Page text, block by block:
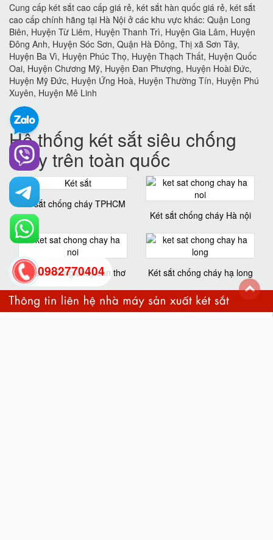
Cung cấp két sắt cao cấp giá rẻ, két sắt hàn quốc giá rẻ, két sắt
cao cấp chính hãng tại Hà Nội ở các khu vực khác: Quận Long
Biên, Huyện Từ Liêm, Huyện Thanh Trì, Huyện Gia Lâm, Huyện
Đông Anh, Huyện Sóc Sơn, Quận Hà Đông, Thị xã Sơn Tây,
Huyện Ba Vì, Huyện Phúc Thọ, Huyện Thạch Thất, Huyện Quốc
Oai, Huyện Chương Mỹ, Huyện Đan Phượng, Huyện Hoài Đức,
Huyện Mỹ Đức, Huyện Ứng Hoà, Huyện Thường Tín, Huyện Phú
Xuyên, Huyện Mê Linh
Hệ thống két sắt siêu chống
cháy trên toàn quốc
két sắt chống cháy TPHCM
Két sắt chống cháy Hà nội
Két sắt chống cháy cần thơ Két sắt chống cháy hạ long
0982770404
back